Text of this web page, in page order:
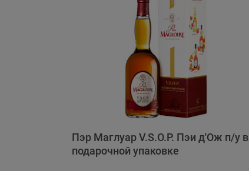
Пэр Маглуар V.S.O.P. Пэи д'Ож п/у в
подарочной упаковке